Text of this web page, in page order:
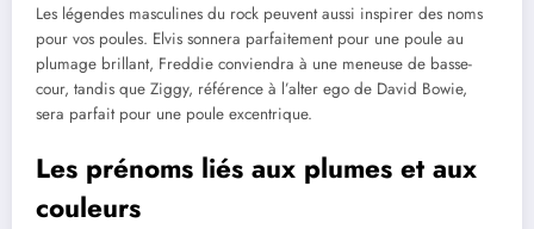
Les légendes masculines du rock peuvent aussi inspirer des noms
pour vos poules. Elvis sonnera parfaitement pour une poule au
plumage brillant, Freddie conviendra à une meneuse de basse-
cour, tandis que Ziggy, référence à l’alter ego de David Bowie,
sera parfait pour une poule excentrique.
Les prénoms liés aux plumes et aux
couleurs